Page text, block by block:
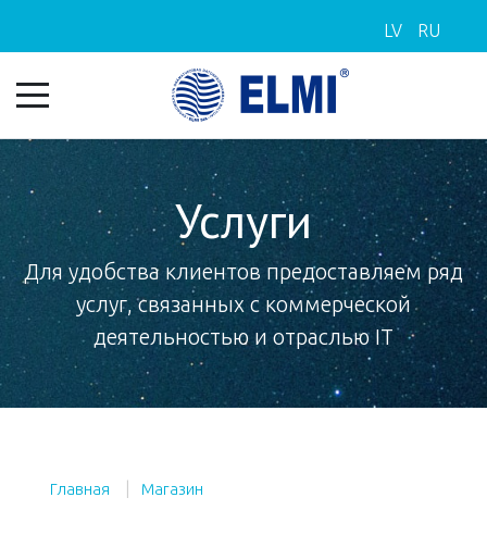
LV RU
Услуги
Для удобства клиентов предоставляем ряд
услуг, связанных с коммерческой
деятельностью и отраслью IT
Главная Магазин